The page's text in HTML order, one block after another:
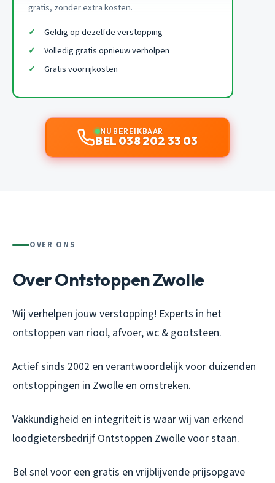
gratis, zonder extra kosten.
Geldig op dezelfde verstopping
Volledig gratis opnieuw verholpen
Gratis voorrijkosten
NU BEREIKBAAR
BEL 038 202 33 03
OVER ONS
Over Ontstoppen Zwolle
Wij verhelpen jouw verstopping! Experts in het
ontstoppen van riool, afvoer, wc & gootsteen.
Actief sinds 2002 en verantwoordelijk voor duizenden
ontstoppingen in Zwolle en omstreken.
Vakkundigheid en integriteit is waar wij van erkend
loodgietersbedrijf Ontstoppen Zwolle voor staan.
Bel snel voor een gratis en vrijblijvende prijsopgave